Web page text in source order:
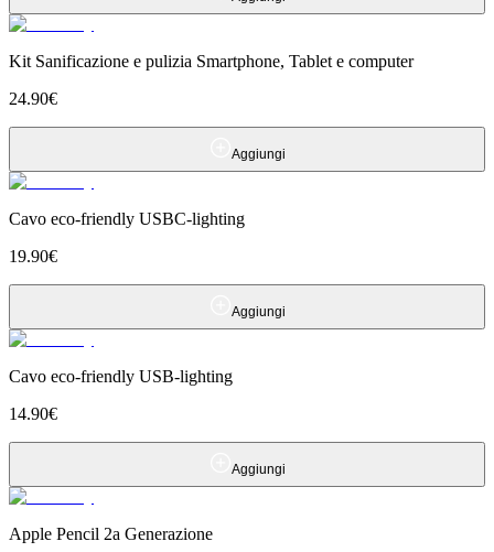
Kit Sanificazione e pulizia Smartphone, Tablet e computer
24.90€
Aggiungi
Cavo eco-friendly USBC-lighting
19.90€
Aggiungi
Cavo eco-friendly USB-lighting
14.90€
Aggiungi
Apple Pencil 2a Generazione